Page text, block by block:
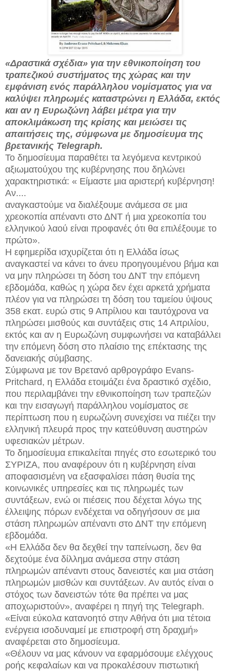
«Δραστικά σχέδια» για την εθνικοποίηση του
τραπεζικού συστήματος της χώρας και την
εμφάνιση ενός παράλληλου νομίσματος για να
καλύψει πληρωμές καταστρώνει η Ελλάδα, εκτός
και αν η Ευρωζώνη λάβει μέτρα για την
αποκλιμάκωση της κρίσης και μειώσει τις
απαιτήσεις της, σύμφωνα με δημοσίευμα της
βρετανικής Telegraph.
Το δημοσίευμα παραθέτει τα λεγόμενα κεντρικού
αξιωματούχου της κυβέρνησης που δηλώνει
χαρακτηριστικά: « Είμαστε μια αριστερή κυβέρνηση!
Αν....
αναγκαστούμε να διαλέξουμε ανάμεσα σε μια
χρεοκοπία απέναντι στο ΔΝΤ ή μια χρεοκοπία του
ελληνικού λαού είναι προφανές ότι θα επιλέξουμε το
πρώτο».
Η εφημερίδα ισχυρίζεται ότι η Ελλάδα ίσως
αναγκαστεί να κάνει το άνευ προηγουμένου βήμα και
να μην πληρώσει τη δόση του ΔΝΤ την επόμενη
εβδομάδα, καθώς η χώρα δεν έχει αρκετά χρήματα
πλέον για να πληρώσει τη δόση του ταμείου ύψους
358 εκατ. ευρώ στις 9 Απρίλιου και ταυτόχρονα να
πληρώσει μισθούς και συντάξεις στις 14 Απριλίου,
εκτός και αν η Ευρωζώνη συμφωνήσει να καταβάλλει
την επόμενη δόση στο πλαίσιο της επέκτασης της
δανειακής σύμβασης.
Σύμφωνα με τον Βρετανό αρθρογράφο Evans-
Pritchard, η Ελλάδα ετοιμάζει ένα δραστικό σχέδιο,
που περιλαμβάνει την εθνικοποίηση των τραπεζών
και την εισαγωγή παράλληλου νομίσματος σε
περίπτωση που η ευρωζώνη συνεχίσει να πιέζει την
ελληνική πλευρά προς την κατεύθυνση αυστηρών
υφεσιακών μέτρων.
Το δημοσίευμα επικαλείται πηγές στο εσωτερικό του
ΣΥΡΙΖΑ, που αναφέρουν ότι η κυβέρνηση είναι
αποφασισμένη να εξασφαλίσει πάση θυσία της
κοινωνικές υπηρεσίες και τις πληρωμές των
συντάξεων, ενώ οι πιέσεις που δέχεται λόγω της
έλλειψης πόρων ενδέχεται να οδηγήσουν σε μια
στάση πληρωμών απέναντι στο ΔΝΤ την επόμενη
εβδομάδα.
«Η Ελλάδα δεν θα δεχθεί την ταπείνωση, δεν θα
δεχτούμε ένα δίλλημα ανάμεσα στην στάση
πληρωμών απέναντι στους δανειστές και μια στάση
πληρωμών μισθών και συντάξεων. Αν αυτός είναι ο
στόχος των δανειστών τότε θα πρέπει να μας
αποχωριστούν», αναφέρει η πηγή της Telegraph.
«Είναι εύκολα κατανοητό στην Αθήνα ότι μια τέτοια
ενέργεια ισοδυναμεί με επιστροφή στη δραχμή»
αναφέρεται στο δημοσίευμα.
«Θέλουν να μας κάνουν να εφαρμόσουμε ελέγχους
ροής κεφαλαίων και να προκαλέσουν πιστωτική